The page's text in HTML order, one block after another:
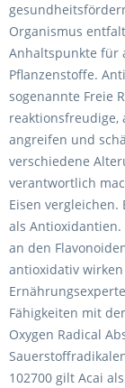
Organismus
Anhaltspunkte für
Pflanzenstoffe.
sogenannte Freie
reaktionsfreudige,
angreifen und
verschiedene
verantwortlich
Eisen vergleichen.
als
an den
antioxidativ
Fähigkeiten mit
Oxygen Radical
102700 gilt Acai